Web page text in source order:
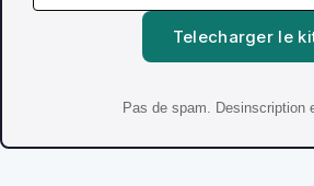
Telecharger le
Pas de spam. Desinscription